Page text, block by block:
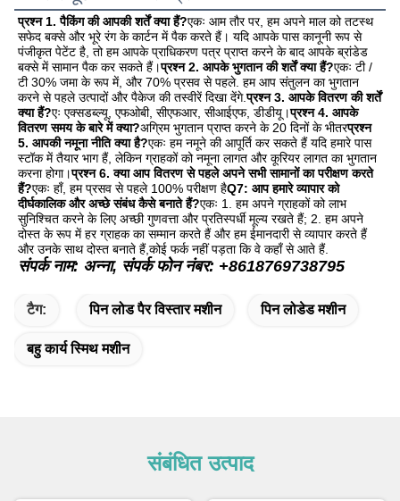
प्रश्न 1. पैकिंग की आपकी शर्तें क्या हैं?एकः आम तौर पर, हम अपने माल को तटस्थ
सफेद बक्से और भूरे रंग के कार्टन में पैक करते हैं। यदि आपके पास कानूनी रूप से
पंजीकृत पेटेंट है, तो हम आपके प्राधिकरण पत्र प्राप्त करने के बाद आपके ब्रांडेड
बक्से में सामान पैक कर सकते हैं।प्रश्न 2. आपके भुगतान की शर्तें क्या हैं?एकः टी /
टी 30% जमा के रूप में, और 70% प्रसव से पहले. हम आप संतुलन का भुगतान
करने से पहले उत्पादों और पैकेज की तस्वीरें दिखा देंगे.प्रश्न 3. आपके वितरण की शर्तें
क्या हैं?एः एक्सडब्ल्यू, एफओबी, सीएफआर, सीआईएफ, डीडीयू।प्रश्न 4. आपके
वितरण समय के बारे में क्या?अग्रिम भुगतान प्राप्त करने के 20 दिनों के भीतरप्रश्न
5. आपकी नमूना नीति क्या है?एकः हम नमूने की आपूर्ति कर सकते हैं यदि हमारे पास
स्टॉक में तैयार भाग हैं, लेकिन ग्राहकों को नमूना लागत और कूरियर लागत का भुगतान
करना होगा।प्रश्न 6. क्या आप वितरण से पहले अपने सभी सामानों का परीक्षण करते
हैं?एकः हाँ, हम प्रसव से पहले 100% परीक्षण हैQ7: आप हमारे व्यापार को
दीर्घकालिक और अच्छे संबंध कैसे बनाते हैं?एकः 1. हम अपने ग्राहकों को लाभ
सुनिश्चित करने के लिए अच्छी गुणवत्ता और प्रतिस्पर्धी मूल्य रखते हैं; 2. हम अपने
दोस्त के रूप में हर ग्राहक का सम्मान करते हैं और हम ईमानदारी से व्यापार करते हैं
और उनके साथ दोस्त बनाते हैं,कोई फर्क नहीं पड़ता कि वे कहाँ से आते हैं.
संपर्क नाम: अन्ना, संपर्क फोन नंबर: +8618769738795
टैग: पिन लोड पैर विस्तार मशीन पिन लोडेड मशीन
बहु कार्य स्मिथ मशीन
संबंधित उत्पाद